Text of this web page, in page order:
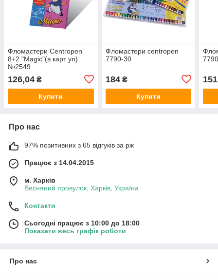
Фломастери Centropen
8+2 "Magic"(в карт уп)
№2549
126,04 ₴
Купити
Фломастери centropen
7790-30
184₴
Купити
Про нас
97% позитивних з 65 відгуків за рік
Працює з 14.04.2015
м. Харків
Весняний провулок, Харків, Україна
Контакти
Сьогодні працює з 10:00 до 18:00
Показати весь графік роботи
Про нас